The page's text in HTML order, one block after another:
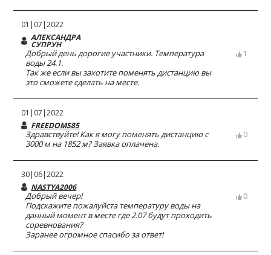
01|07|2022
АЛЕКСАНДРА
СУПРУН
Добрый день дорогие участники. Температура
воды 24.1.
Так же если вы захотите поменять дистанцию вы
это сможете сделать на месте.
1
01|07|2022
FREEDOMS85
Здравствуйте! Как я могу поменять дистанцию с
3000 м на 1852 м? Заявка оплачена.
0
30|06|2022
NASTYA2006
Добрый вечер!
Подскажите пожалуйста температуру воды на
данный момент в месте где 2.07 будут проходить
соревнования?
Заранее огромное спасибо за ответ!
0